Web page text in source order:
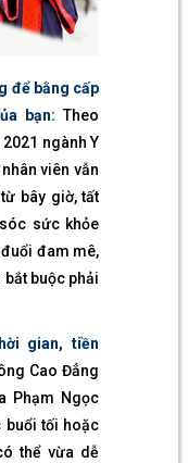
để bằng cấp
bạn: Theo
ngành Y
viên vẫn
bây giờ, tất
sức khỏe
đam mê,
buộc phải
gian, tiền
Cao Đẳng
Phạm Ngọc
buổi tối hoặc
thể vừa dễ